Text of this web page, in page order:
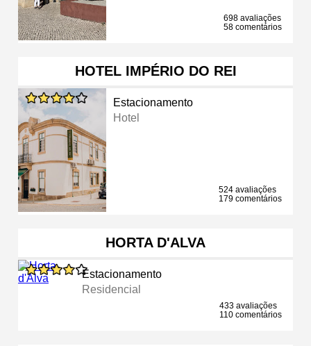
698 avaliações
58 comentários
HOTEL IMPÉRIO DO REI
Estacionamento
Hotel
524 avaliações
179 comentários
HORTA D'ALVA
Estacionamento
Residencial
433 avaliações
110 comentários